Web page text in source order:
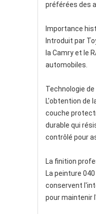
préférées des
Importance
Introduit par
la Camry et le
automobiles.
Technologie
L'obtention de
couche
durable qui
contrôlé pour
La finition
La peinture
conservent
pour maintenir